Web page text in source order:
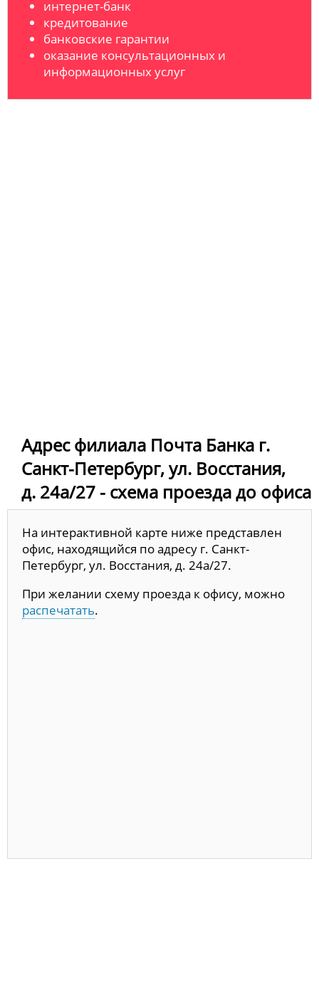
интернет-банк
кредитование
банковские гарантии
оказание консультационных и
информационных услуг
Адрес филиала Почта Банка г.
Санкт-Петербург, ул. Восстания,
д. 24а/27 - схема проезда до офиса
На интерактивной карте ниже представлен
офис, находящийся по адресу г. Санкт-
Петербург, ул. Восстания, д. 24а/27.
При желании схему проезда к офису, можно
распечатать.